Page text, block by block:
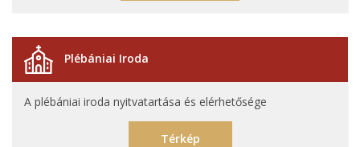
Plébániai Iroda
A plébániai iroda nyitvatartása és elérhetősége
Térkép